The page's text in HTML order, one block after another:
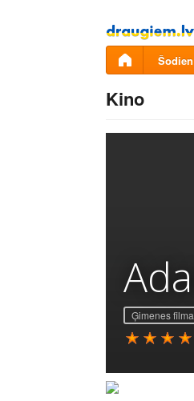
Pāriet
uz
saturu
Šodien
Kino
Ģimenes filma